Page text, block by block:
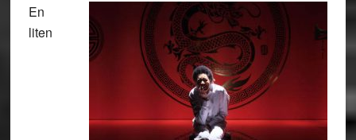
En
liten